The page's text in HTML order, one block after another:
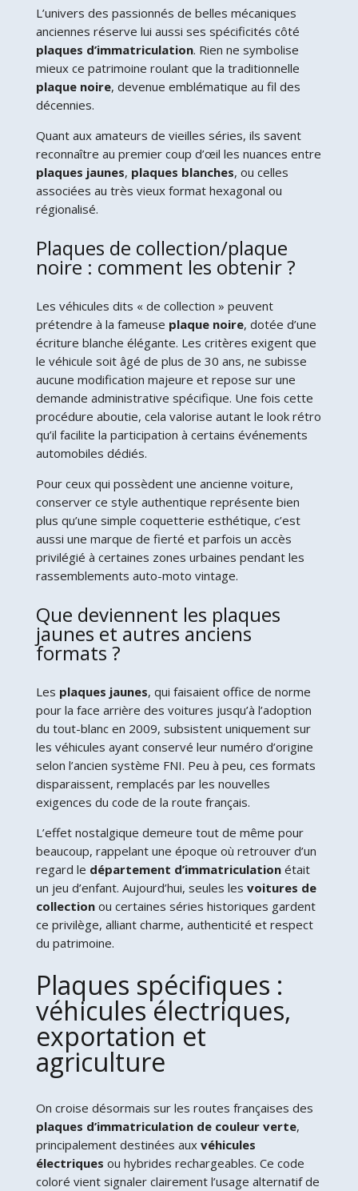
L’univers des passionnés de belles mécaniques
anciennes réserve lui aussi ses spécificités côté
plaques d’immatriculation. Rien ne symbolise
mieux ce patrimoine roulant que la traditionnelle
plaque noire, devenue emblématique au fil des
décennies.
Quant aux amateurs de vieilles séries, ils savent
reconnaître au premier coup d’œil les nuances entre
plaques jaunes, plaques blanches, ou celles
associées au très vieux format hexagonal ou
régionalisé.
Plaques de collection/plaque
noire : comment les obtenir ?
Les véhicules dits « de collection » peuvent
prétendre à la fameuse plaque noire, dotée d’une
écriture blanche élégante. Les critères exigent que
le véhicule soit âgé de plus de 30 ans, ne subisse
aucune modification majeure et repose sur une
demande administrative spécifique. Une fois cette
procédure aboutie, cela valorise autant le look rétro
qu’il facilite la participation à certains événements
automobiles dédiés.
Pour ceux qui possèdent une ancienne voiture,
conserver ce style authentique représente bien
plus qu’une simple coquetterie esthétique, c’est
aussi une marque de fierté et parfois un accès
privilégié à certaines zones urbaines pendant les
rassemblements auto-moto vintage.
Que deviennent les plaques
jaunes et autres anciens
formats ?
Les plaques jaunes, qui faisaient office de norme
pour la face arrière des voitures jusqu’à l’adoption
du tout-blanc en 2009, subsistent uniquement sur
les véhicules ayant conservé leur numéro d’origine
selon l’ancien système FNI. Peu à peu, ces formats
disparaissent, remplacés par les nouvelles
exigences du code de la route français.
L’effet nostalgique demeure tout de même pour
beaucoup, rappelant une époque où retrouver d’un
regard le département d’immatriculationétait
un jeu d’enfant. Aujourd’hui, seules les voitures de
collectionou certaines séries historiques gardent
ce privilège, alliant charme, authenticité et respect
du patrimoine.
Plaques spécifiques :
véhicules électriques,
exportation et
agriculture
On croise désormais sur les routes françaises des
plaques d’immatriculation de couleur verte,
principalement destinées aux véhicules
électriques ou hybrides rechargeables. Ce code
coloré vient signaler clairement l’usage alternatif de